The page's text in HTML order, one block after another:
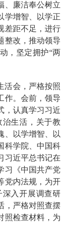
、廉洁奉公树立
学增智、以学正
差距不足，进行
整改，推动领导
，坚定拥护“两
活会，严格按照
作。会前，领导
，认真学习习近
生活，关于教
、以学增智、以
科学院、中国科
习近平总书记在
习《中国共产党
党内法规，为开
入开展调查研
，严格对照查摆
照检查材料，为